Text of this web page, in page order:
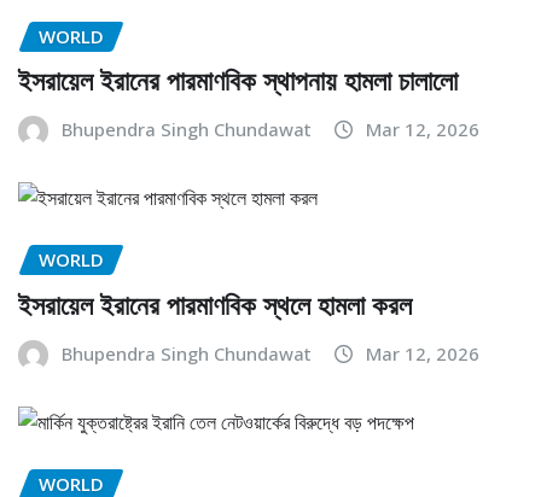
WORLD
ইসরায়েল ইরানের পারমাণবিক স্থাপনায় হামলা চালালো
Bhupendra Singh Chundawat Mar 12, 2026
WORLD
ইসরায়েল ইরানের পারমাণবিক স্থলে হামলা করল
Bhupendra Singh Chundawat Mar 12, 2026
WORLD